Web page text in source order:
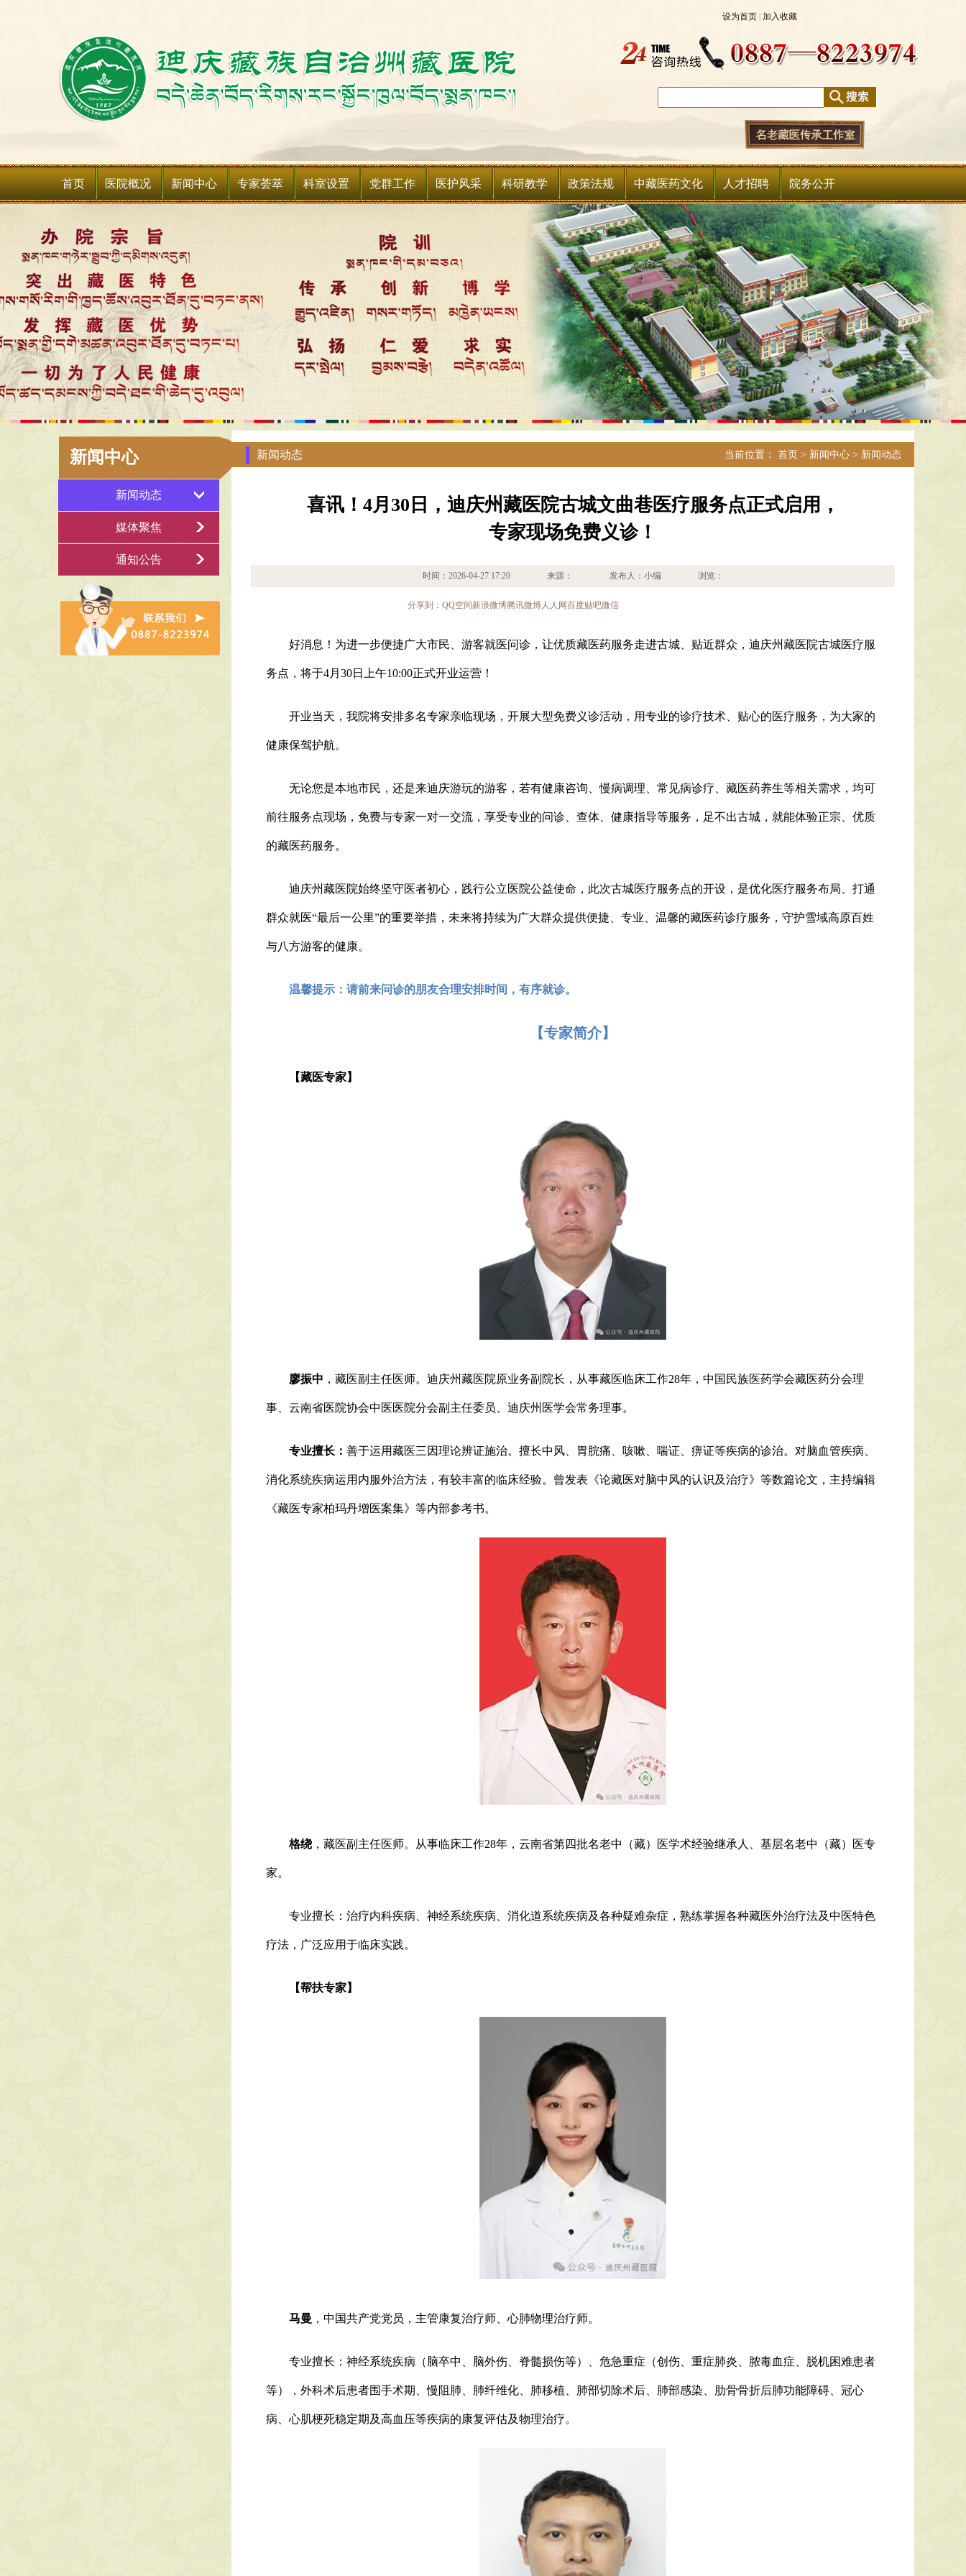
设为首页 加入收藏
首页 医院概况
领导班子
领导关怀
媒体关注
医院荣誉
新闻中心
通知公告
专家荟萃 科室设置 党群工作 医护风采 科研教学 政策法规 中藏医药文化 人才招聘 院务公开
新闻中心
新闻动态
媒体聚焦
通知公告
新闻动态 当前位置： 首页 > 新闻中心 > 新闻动态
喜讯！4月30日，迪庆州藏医院古城文曲巷医疗服务点正式启用，
专家现场免费义诊！
时间：2026-04-27 17:20 来源： 发布人：小编 浏览：
分享到： QQ空间 新浪微博腾讯微博人人网百度贴吧微信
好消息！为进一步便捷广大市民、游客就医问诊，让优质藏医药服务走进古城、贴近群众，迪庆州藏医院古城医疗服
务点，将于4月30日上午10:00正式开业运营！
开业当天，我院将安排多名专家亲临现场，开展大型免费义诊活动，用专业的诊疗技术、贴心的医疗服务，为大家的
健康保驾护航。
无论您是本地市民，还是来迪庆游玩的游客，若有健康咨询、慢病调理、常见病诊疗、藏医药养生等相关需求，均可
前往服务点现场，免费与专家一对一交流，享受专业的问诊、查体、健康指导等服务，足不出古城，就能体验正宗、优质
的藏医药服务。
迪庆州藏医院始终坚守医者初心，践行公立医院公益使命，此次古城医疗服务点的开设，是优化医疗服务布局、打通
群众就医“最后一公里”的重要举措，未来将持续为广大群众提供便捷、专业、温馨的藏医药诊疗服务，守护雪域高原百姓
与八方游客的健康。
温馨提示：请前来问诊的朋友合理安排时间，有序就诊。
【专家简介】
【藏医专家】
廖振中 ，藏医副主任医师。迪庆州藏医院原业务副院长，从事藏医临床工作28年，中国民族医药学会藏医药分会理
事、云南省医院协会中医医院分会副主任委员、迪庆州医学会常务理事。
专业擅长： 善于运用藏医三因理论辨证施治。擅长中风、胃脘痛、咳嗽、喘证、痹证等疾病的诊治。对脑血管疾病、
消化系统疾病运用内服外治方法，有较丰富的临床经验。曾发表《论藏医对脑中风的认识及治疗》等数篇论文，主持编辑
《藏医专家柏玛丹增医案集》等内部参考书。
格绕 ，藏医副主任医师。从事临床工作28年，云南省第四批名老中（藏）医学术经验继承人、基层名老中（藏）医专
家。
专业擅长：治疗内科疾病、神经系统疾病、消化道系统疾病及各种疑难杂症，熟练掌握各种藏医外治疗法及中医特色
疗法，广泛应用于临床实践。
【帮扶专家】
马曼 ，中国共产党党员，主管康复治疗师、心肺物理治疗师。
专业擅长：神经系统疾病（脑卒中、脑外伤、脊髓损伤等）、危急重症（创伤、重症肺炎、脓毒血症、脱机困难患者
等），外科术后患者围手术期、慢阻肺、肺纤维化、肺移植、肺部切除术后、肺部感染、肋骨骨折后肺功能障碍、冠心
病、心肌梗死稳定期及高血压等疾病的康复评估及物理治疗。